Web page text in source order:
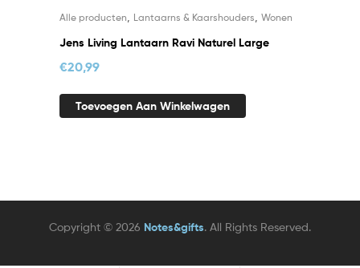
Alle producten Lantaarns & Kaarshouders Wonen
Jens Living Lantaarn Ravi Naturel Large
€20,99
Toevoegen Aan Winkelwagen
Copyright © 2026 Notes&gifts. All Rights Reserved.